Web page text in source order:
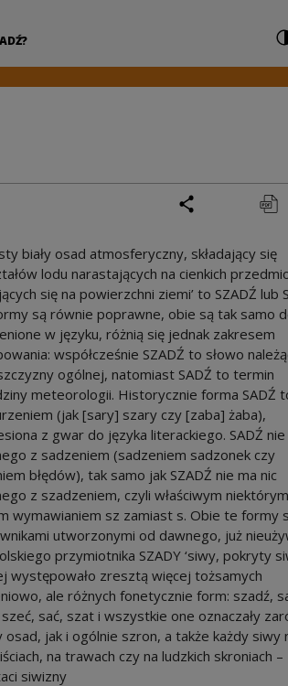
KulturySettings
print
biały osad atmosferyczny, składający się
lodu narastających na cienkich
się na powierzchni ziemi’ to SZADŹ lub
są równie poprawne, obie są tak samo
w języku, różnią się jednak zakresem
współcześnie SZADŹ to słowo
ogólnej, natomiast SADŹ to termin
meteorologii. Historycznie forma SADŹ
(jak [sary] szary czy [zaba] żaba),
z gwar do języka literackiego. SADŹ nie
z sadzeniem (sadzeniem sadzonek czy
błędów), tak samo jak SZADŹ nie ma nic
z szadzeniem, czyli właściwym niektórym
wymawianiem sz zamiast s. Obie te formy
utworzonymi od dawnego, już
przymiotnika SZADY ‘siwy, pokryty
występowało zresztą więcej tożsamych
ale różnych fonetycznie form: szadź,
sać, szat i wszystkie one oznaczały
osad, jak i ogólnie szron, a także każdy siwy
na trawach czy na ludzkich skroniach –
siwizny